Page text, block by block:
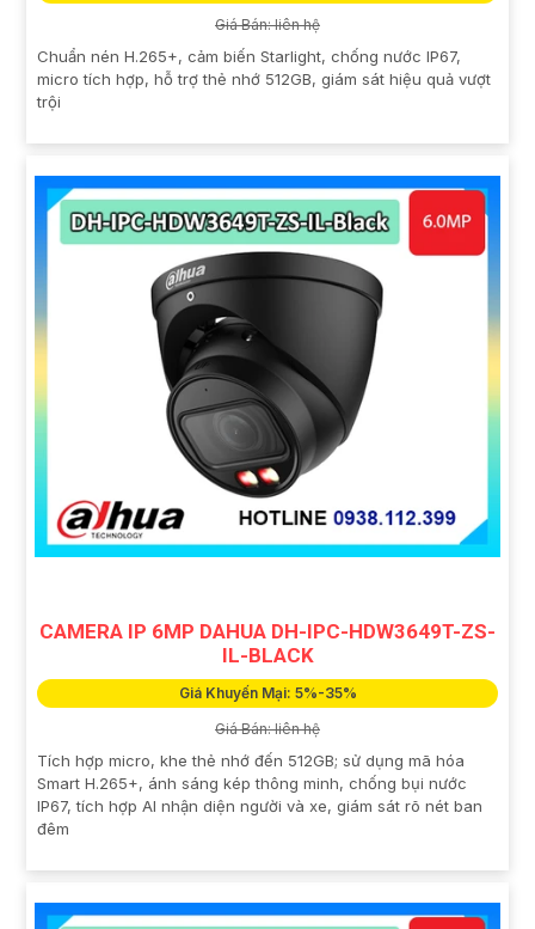
Giá Bán: liên hệ
Chuẩn nén H.265+, cảm biến Starlight, chống nước IP67,
micro tích hợp, hỗ trợ thẻ nhớ 512GB, giám sát hiệu quả vượt
trội
CAMERA IP 6MP DAHUA DH-IPC-HDW3649T-ZS-
IL-BLACK
Giá Khuyến Mại: 5%-35%
Giá Bán: liên hệ
Tích hợp micro, khe thẻ nhớ đến 512GB; sử dụng mã hóa
Smart H.265+, ánh sáng kép thông minh, chống bụi nước
IP67, tích hợp AI nhận diện người và xe, giám sát rõ nét ban
đêm